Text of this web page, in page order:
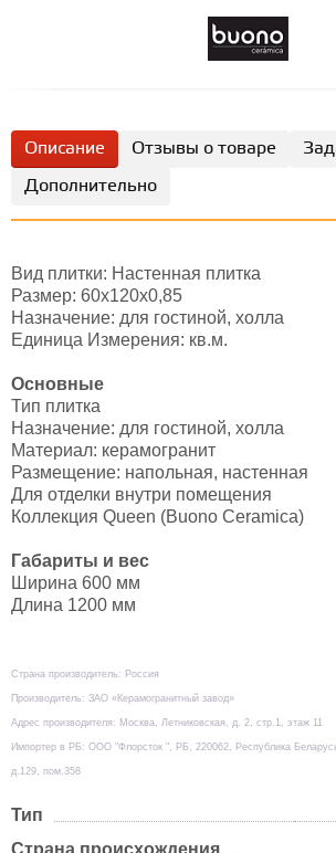
Описание Отзывы о товаре
Дополнительно
Вид плитки: Настенная плитка
Размер: 60х120х0,85
Назначение: для гостиной, холла
Единица Измерения: кв.м.
Основные
Тип плитка
Назначение: для гостиной, холла
Материал: керамогранит
Размещение: напольная, настенная
Для отделки внутри помещения
Коллекция Queen (Buono Ceramica)
Габариты и вес
Ширина 600 мм
Длина 1200 мм
Страна производитель: Россия
Производитель: ЗАО «Керамогранитный завод»
Адрес производителя: Москва, Летниковская, д. 2, стр.1, этаж 11
Импортер в РБ: ООО "Флорсток ", РБ, 220062, Республика
д.129, пом.358
Тип
Страна происхождения